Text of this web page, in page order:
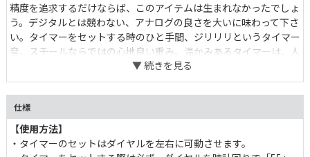
精度を追求するだけならば、このアイテムは生まれなかったでしょ
う。デジタルとは競わない、アナログの良さを大いに味わって下さ
い。タイマーをセットする時のひと手間、ジリリリというタイマー
音、スチールならではの心地良い重み。温かみあるタイマーは、人
仕様
【使用方法】
・タイマーのセットはダイヤルを左右に可動させます。